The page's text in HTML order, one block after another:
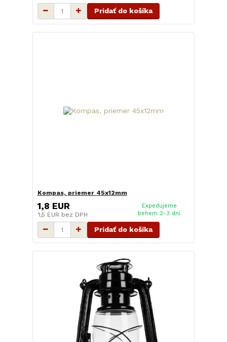
Pridať do košíka
Kompas, priemer 45x12mm
1,8 EUR
1,5 EUR bez DPH
Expedujeme
behem 2-3 dní
Pridať do košíka